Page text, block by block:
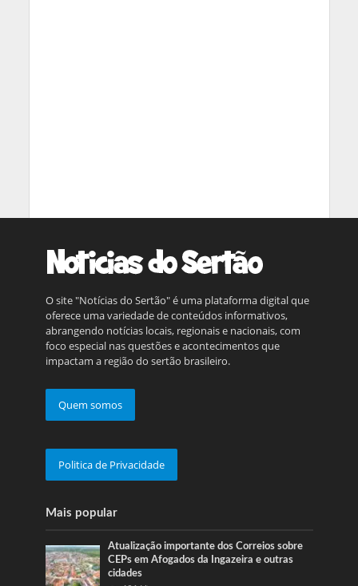
O site "Notícias do Sertão" é uma plataforma digital que
oferece uma variedade de conteúdos informativos,
abrangendo notícias locais, regionais e nacionais, com
foco especial nas questões e acontecimentos que
impactam a região do sertão brasileiro.
Quem somos
Politica de Privacidade
Mais popular
Atualização importante dos Correios sobre
CEPs em Afogados da Ingazeira e outras
cidades